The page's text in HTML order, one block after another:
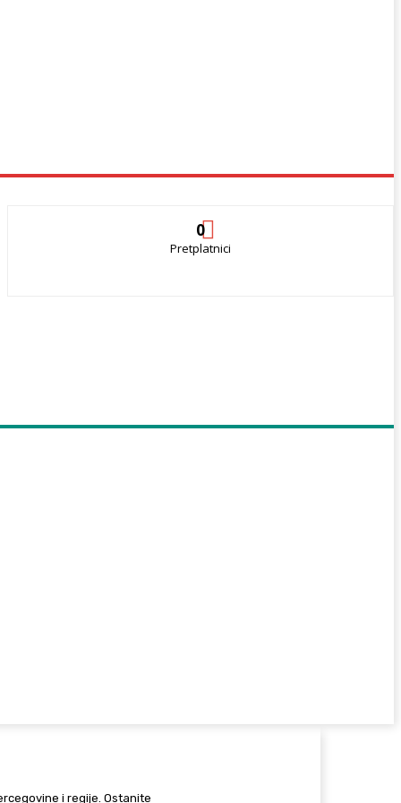
0
Pretplatnici
i regije. Ostanite